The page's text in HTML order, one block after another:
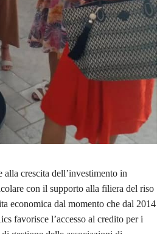
crescita dell’investimento in
con il supporto alla filiera del riso
economica dal momento che dal 2014
favorisce l’accesso al credito per i